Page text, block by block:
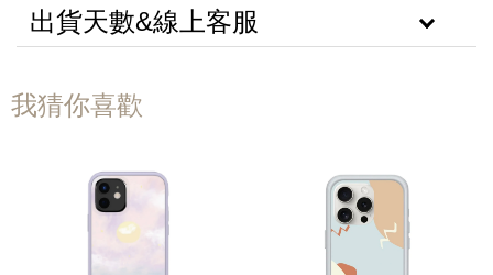
出貨天數&線上客服
我猜你喜歡